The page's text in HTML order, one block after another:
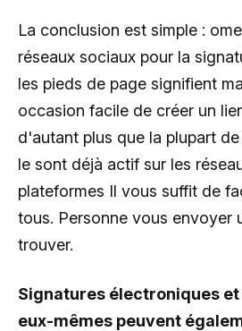
La conclusion est simple :
réseaux sociaux pour la
les pieds de page signifient
occasion facile de créer un
d'autant plus que la plupart
le sont déjà actif sur les
plateformes Il vous suffit de
tous. Personne vous envoyer
trouver.
Signatures électroniques
eux-mêmes peuvent